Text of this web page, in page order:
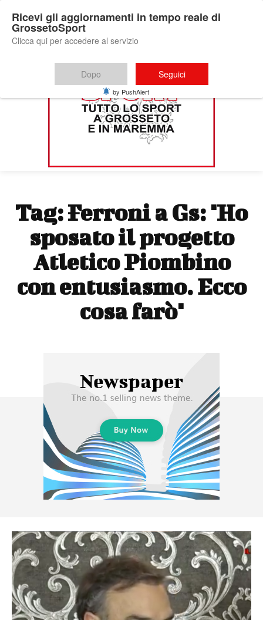
Tag:Ferroni a Gs: "Ho
sposato il progetto
Atletico Piombino
con entusiasmo. Ecco
cosa farò"
Ricevi gli aggiornamenti in tempo reale di
GrossetoSport
Clicca qui per accedere al servizio
Dopo Seguici
by PushAlert